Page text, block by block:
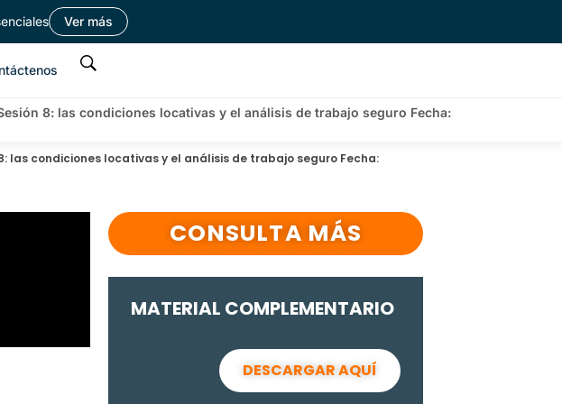
Ver más
8: las condiciones locativas y el análisis de trabajo seguro Fecha:
las condiciones locativas y el análisis de trabajo seguro Fecha:
CONSULTA MÁS
MATERIAL COMPLEMENTARIO
DESCARGAR AQUÍ